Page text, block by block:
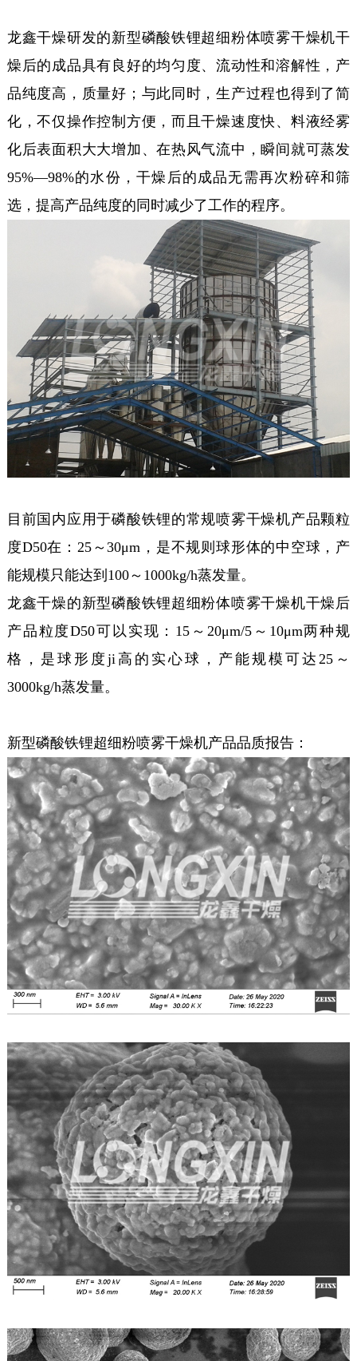
龙鑫干燥研发的新型磷酸铁锂超细粉体喷雾干燥机干
燥后的成品具有良好的均匀度、流动性和溶解性，产
品纯度高，质量好；与此同时，生产过程也得到了简
化，不仅操作控制方便，而且干燥速度快、料液经雾
化后表面积大大增加、在热风气流中，瞬间就可蒸发
95%—98%的水份，干燥后的成品无需再次粉碎和筛
选，提高产品纯度的同时减少了工作的程序。
目前国内应用于磷酸铁锂的常规喷雾干燥机产品颗粒
度D50在：25～30μm，是不规则球形体的中空球，产
能规模只能达到100～1000kg/h蒸发量。
龙鑫干燥的新型磷酸铁锂超细粉体喷雾干燥机干燥后
产品粒度D50可以实现：15～20μm/5～10μm两种规
格，是球形度ji高的实心球，产能规模可达25～
3000kg/h蒸发量。
新型磷酸铁锂超细粉喷雾干燥机产品品质报告：